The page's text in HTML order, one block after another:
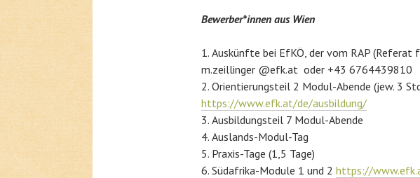
Bewerber*innen aus Wien
Auskünfte bei EfKÖ, der vom RAP (Referat
m.zeillinger @efk.at oder +43 6764439810
Orientierungsteil 2 Modul-Abende (jew. 3
https://www.efk.at/de/ausbildung/
Ausbildungsteil 7 Modul-Abende
Auslands-Modul-Tag
Praxis-Tage (1,5 Tage)
Südafrika-Module 1 und 2 https://